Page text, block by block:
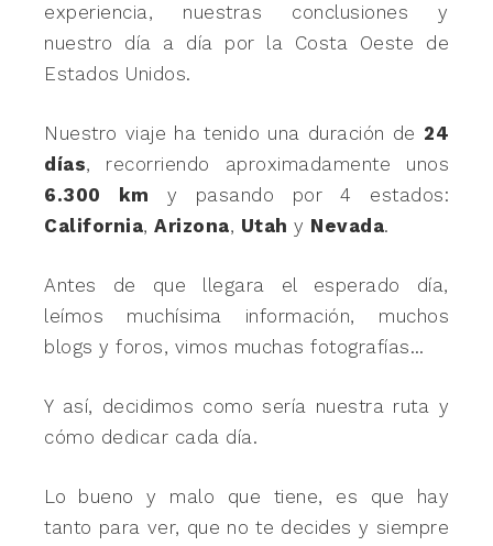
experiencia, nuestras conclusiones y
nuestro día a día por la Costa Oeste de
Estados Unidos.
Nuestro viaje ha tenido una duración de 24
días, recorriendo aproximadamente unos
6.300 km y pasando por 4 estados:
California, Arizona, Utah y Nevada.
Antes de que llegara el esperado día,
leímos muchísima información, muchos
blogs y foros, vimos muchas fotografías…
Y así, decidimos como sería nuestra ruta y
cómo dedicar cada día.
Lo bueno y malo que tiene, es que hay
tanto para ver, que no te decides y siempre